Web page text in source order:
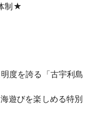
制★
度を誇る「古宇利島
遊びを楽しめる特別